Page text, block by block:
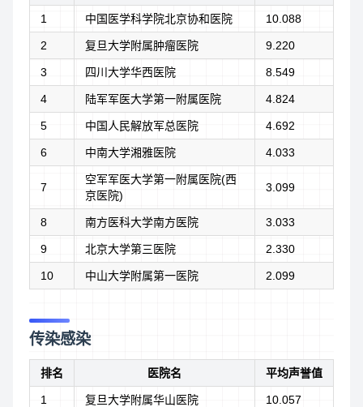
1 中国医学科学院北京协和医院 10.088
2 复旦大学附属肿瘤医院 9.220
3 四川大学华西医院 8.549
4 陆军军医大学第一附属医院 4.824
5 中国人民解放军总医院 4.692
6 中南大学湘雅医院 4.033
7
空军军医大学第一附属医院(西
京医院)
3.099
8 南方医科大学南方医院 3.033
9 北京大学第三医院 2.330
10 中山大学附属第一医院 2.099
传染感染
排名 医院名 平均声誉值
1 复旦大学附属华山医院 10.057